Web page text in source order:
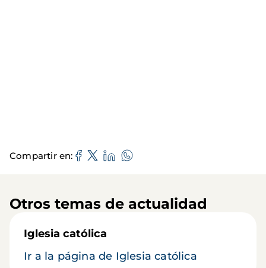
Compartir en
Otros temas de actualidad
Iglesia católica
Ir a la página de Iglesia católica